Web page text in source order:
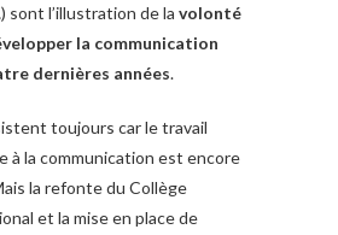
l’illustration de la volonté
la communication
dernières années.
toujours car le travail
à la communication est encore
la refonte du Collège
et la mise en place de